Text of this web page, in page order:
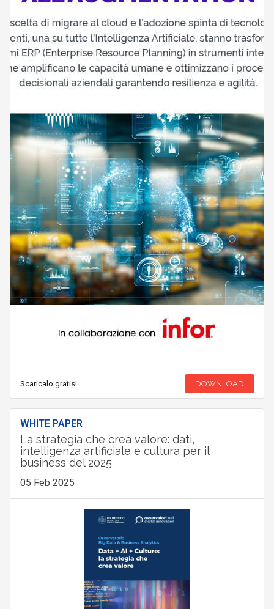
Scaricalo gratis! DOWNLOAD
WHITE PAPER
La strategia che crea valore: dati,
intelligenza artificiale e cultura per il
business del 2025
05 Feb 2025